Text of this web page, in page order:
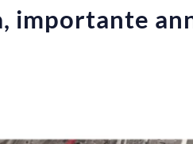
importante